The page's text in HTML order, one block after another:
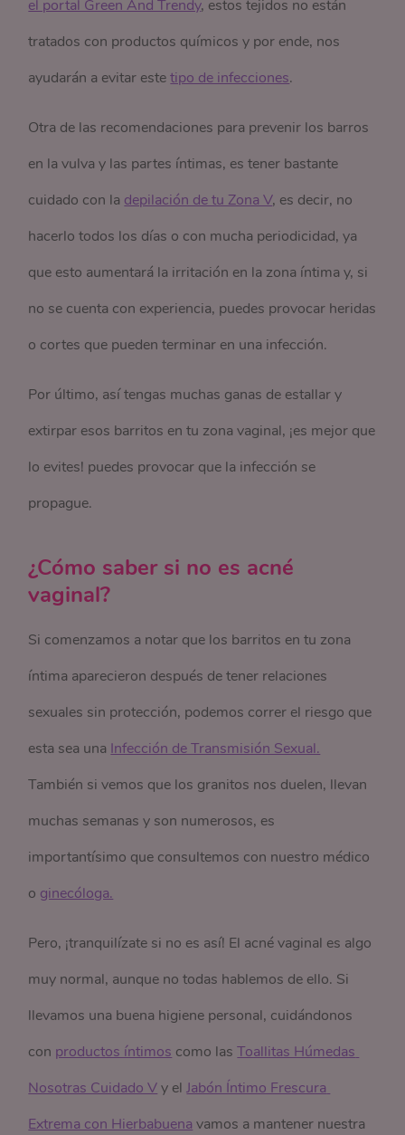
el portal Green And Trendy, estos tejidos no están
tratados con productos químicos y por ende, nos
ayudarán a evitar estetipo de infecciones.
Otra de las recomendaciones para prevenir los barros
en la vulva y las partes íntimas, es tener bastante
cuidado con la depilación de tu Zona V, es decir, no
hacerlo todos los días o con mucha periodicidad, ya
que esto aumentará la irritación en la zona íntima y, si
no se cuenta con experiencia, puedes provocar heridas
o cortes que pueden terminar en una infección.
Por último, así tengas muchas ganas de estallar y
extirpar esos barritos en tu zona vaginal, ¡es mejor que
lo evites! puedes provocar que la infección se
propague.
¿Cómo saber si no es acné
vaginal?
Si comenzamos a notar que los barritos en tu zona
íntima aparecieron después de tener relaciones
sexuales sin protección, podemos correr el riesgo que
esta sea una Infección de Transmisión Sexual.
También si vemos que los granitos nos duelen, llevan
muchas semanas y son numerosos, es
importantísimo que consultemos con nuestro médico
o ginecóloga.
Pero, ¡tranquilízate si no es así! El acné vaginal es algo
muy normal, aunque no todas hablemos de ello. Si
llevamos una buena higiene personal, cuidándonos
con productos íntimos como lasToallitas Húmedas
Nosotras Cuidado Vy elJabón Íntimo Frescura
Extrema con Hierbabuena vamos a mantener nuestra